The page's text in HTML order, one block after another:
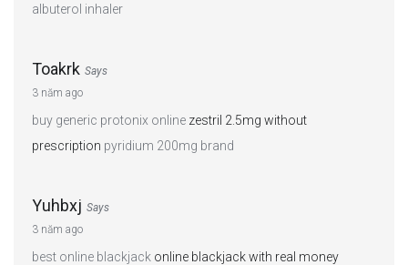
albuterol inhaler
Toakrk Says
3 năm ago
buy generic protonix online zestril 2.5mg without
prescription pyridium 200mg brand
Yuhbxj Says
3 năm ago
best online blackjack online blackjack with real money